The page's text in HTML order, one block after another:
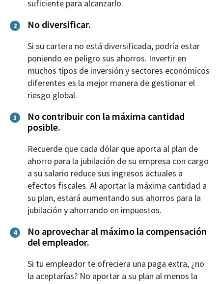
suficiente para alcanzarlo.
2 No diversificar.
Si su cartera no está diversificada, podría estar
poniendo en peligro sus ahorros. Invertir en
muchos tipos de inversión y sectores económicos
diferentes es la mejor manera de gestionar el
riesgo global.
3
No contribuir con la máxima cantidad
posible.
Recuerde que cada dólar que aporta al plan de
ahorro para la jubilación de su empresa con cargo
a su salario reduce sus ingresos actuales a
efectos fiscales. Al aportar la máxima cantidad a
su plan, estará aumentando sus ahorros para la
jubilación y ahorrando en impuestos.
4
No aprovechar al máximo la compensación
del empleador.
Si tu empleador te ofreciera una paga extra, ¿no
la aceptarías? No aportar a su plan al menos la